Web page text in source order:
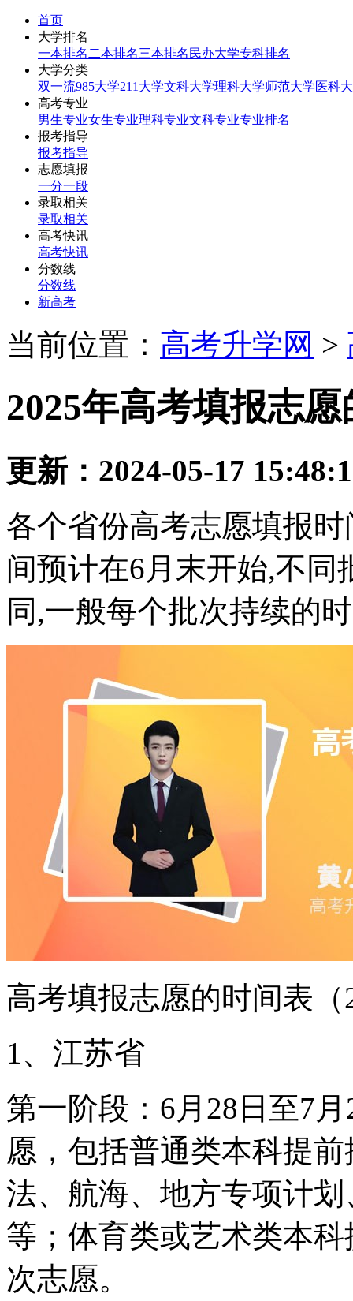
首页
大学排名
一本排名 二本排名三本排名 民办大学专科排名
大学分类
双一流985大学211大学文科大学理科大学师范大学医科
高考专业
男生专业女生专业理科专业文科专业专业排名
报考指导
报考指导
志愿填报
一分一段
录取相关
录取相关
高考快讯
高考快讯
分数线
分数线
新高考
当前位置： 高考升学网 >
2025年高考填报志
更新：2024-05-17
各个省份高考志愿填报
间预计在6月末开始,不
同,一般每个批次持续的
高考填报志愿的时间表（
1、江苏省
第一阶段：6月28日至7
愿，包括普通类本科提
法、航海、地方专项计
等；体育类或艺术类本
次志愿。